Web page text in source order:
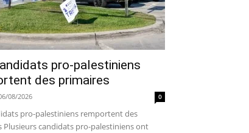
pro-palestiniens
des primaires
08/2026 0
pro-palestiniens remportent des
Plusieurs candidats pro-palestiniens ont